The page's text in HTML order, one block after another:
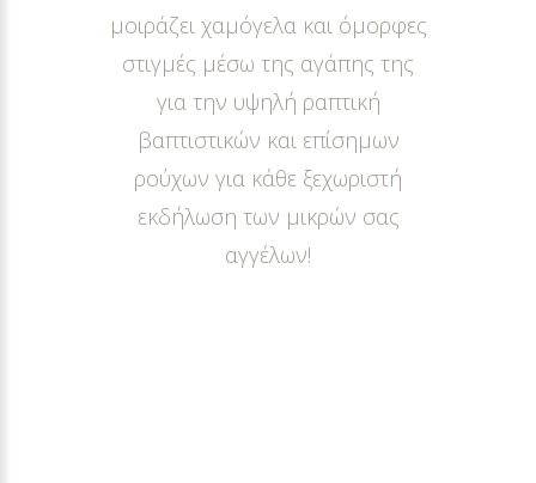
μοιράζει χαμόγελα και όμορφες
στιγμές μέσω της αγάπης της
για την υψηλή ραπτική
βαπτιστικών και επίσημων
ρούχων για κάθε ξεχωριστή
εκδήλωση των μικρών σας
αγγέλων!